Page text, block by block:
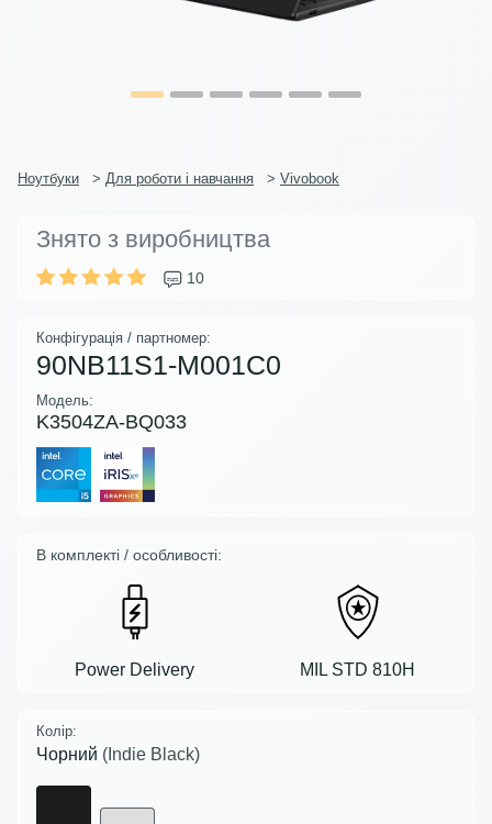
Ноутбуки > Для роботи і навчання > Vivobook
Знято з виробництва
10
Конфігурація / партномер:
90NB11S1-M001C0
Модель:
K3504ZA-BQ033
В комплекті / особливості:
Power Delivery MIL STD 810H
Колір:
Чорний (Indie Black)